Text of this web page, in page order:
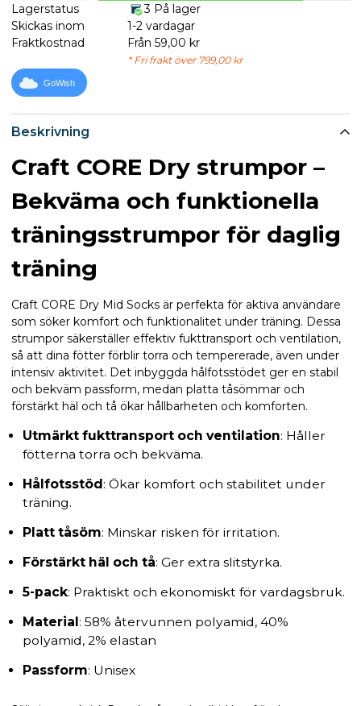
Beskrivning
Craft CORE Dry strumpor –
Bekväma och funktionella
träningsstrumpor för daglig
träning
Craft CORE Dry Mid Socks är perfekta för aktiva användare
som söker komfort och funktionalitet under träning. Dessa
strumpor säkerställer effektiv fukttransport och ventilation,
så att dina fötter förblir torra och tempererade, även under
intensiv aktivitet. Det inbyggda hålfotsstödet ger en stabil
och bekväm passform, medan platta tåsömmar och
förstärkt häl och tå ökar hållbarheten och komforten.
Utmärkt fukttransport och ventilation: Håller
fötterna torra och bekväma.
Hålfotsstöd: Ökar komfort och stabilitet under
träning.
Platt tåsöm: Minskar risken för irritation.
Förstärkt häl och tå: Ger extra slitstyrka.
5-pack: Praktiskt och ekonomiskt för vardagsbruk.
Material: 58% återvunnen polyamid, 40%
polyamid, 2% elastan
Passform: Unisex
Lagerstatus
3 På lager
Skickas inom
1-2 vardagar
Fraktkostnad
Från 59,00 kr
* Fri frakt över 799,00 kr
GoWish